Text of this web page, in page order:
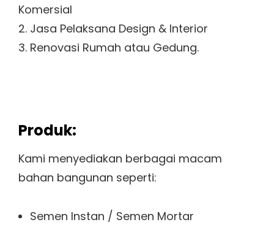
Komersial
2. Jasa Pelaksana Design & Interior
3. Renovasi Rumah atau Gedung.
Produk:
Kami menyediakan berbagai macam
bahan bangunan seperti:
Semen Instan / Semen Mortar